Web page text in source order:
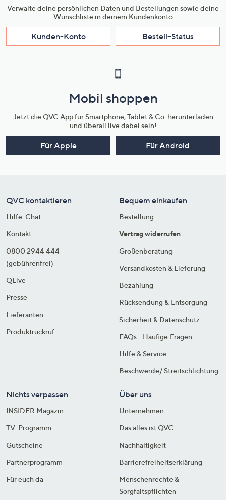
Verwalte deine persönlichen Daten und Bestellungen sowie deine
Wunschliste in deinem Kundenkonto
Kunden-Konto Bestell-Status
Mobil shoppen
Jetzt die QVC App für Smartphone, Tablet & Co. herunterladen
und überall live dabei sein!
Für Apple Für Android
QVC kontaktieren
Hilfe-Chat
Kontakt
0800 2944 444
(gebührenfrei)
QLive
Presse
Lieferanten
Produktrückruf
Bequem einkaufen
Bestellung
Vertrag widerrufen
Größenberatung
Versandkosten & Lieferung
Bezahlung
Rücksendung & Entsorgung
Sicherheit & Datenschutz
FAQs - Häufige Fragen
Hilfe & Service
Beschwerde/ Streitschlichtung
Nichts verpassen
INSIDER Magazin
TV-Programm
Gutscheine
Partnerprogramm
Für euch da
Über uns
Unternehmen
Das alles ist QVC
Nachhaltigkeit
Barrierefreiheitserklärung
Menschenrechte &
Sorgfaltspflichten